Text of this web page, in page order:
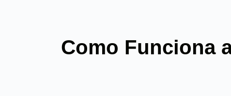
Como Funciona